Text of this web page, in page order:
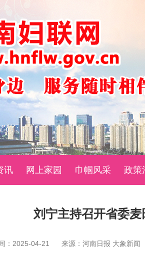
讯 网上家园 巾帼风采 政策
刘宁主持召开省委
：2025-04-21 来源：河南日报 大象新闻